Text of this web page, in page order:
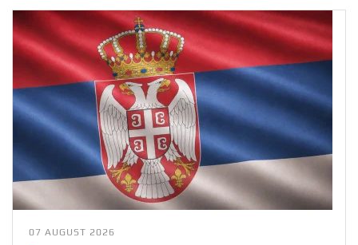
07 AUGUST 2026